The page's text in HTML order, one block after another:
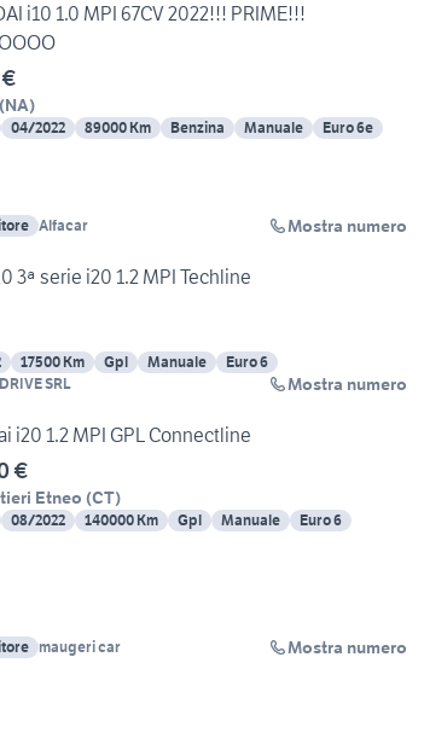
i10 1.0 MPI 67CV 2022!!! PRIME!!!
(NA)
04/2022 89000 Km Benzina Manuale Euro 6e
Alfacar Mostra numero
3ª serie i20 1.2 MPI Techline
17500 Km Gpl Manuale
Euro 6
DRIVE SRL Mostra numero
i20 1.2 MPI GPL Connectline
€
Etneo (CT)
08/2022 140000 Km Gpl Manuale Euro 6
maugeri car Mostra numero